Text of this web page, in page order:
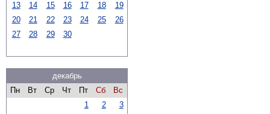
13
14 15 16 17 18
19
20
21 22 23 24 25
26
27
28 29 30
декабрь
Пн
Вт Ср Чт Пт Сб
Вс
1
2
3